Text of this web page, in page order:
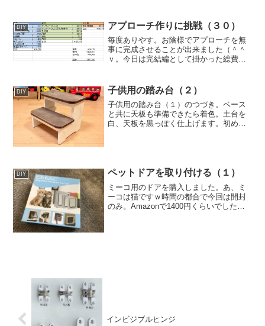
DIY アプローチ作りに挑戦（３０）
毎度ありやす。お陰様でアプローチを無
事に完成させることが出来ました（＾＾
ｖ。今日は完結編として掛かった総費用
む）で、実際の作業日数は7日でした。大
半の時間は道具や資...
DIY 子供用の踏み台（２）
子供用の踏み台（１）のつづき。ベース
と共に天板も準備できたら着色。土台を
白、天板を黒っぽく仕上げます。初めて
DIY ペットドアを取り付ける（１）
ミーコ用のドアを購入しました。あ、ミ
ーコは猫ですｗ時間の都合で今回は開封
のみ。Amazonで1400円くらいでした。4
インビジブルヒンジ